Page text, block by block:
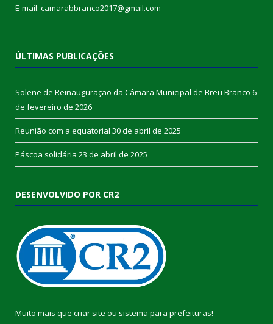
E-mail: camarabbranco2017@gmail.com
ÚLTIMAS PUBLICAÇÕES
Solene de Reinauguração da Câmara Municipal de Breu Branco 6
de fevereiro de 2026
Reunião com a equatorial 30 de abril de 2025
Páscoa solidária 23 de abril de 2025
DESENVOLVIDO POR CR2
Muito mais que criar site ou sistema para prefeituras!